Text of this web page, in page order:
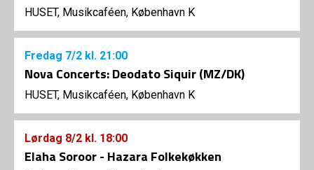
HUSET, Musikcaféen, København K
Fredag 7/2 kl. 21:00
Nova Concerts: Deodato Siquir (MZ/DK)
HUSET, Musikcaféen, København K
Lørdag 8/2 kl. 18:00
Elaha Soroor - Hazara Folkekøkken